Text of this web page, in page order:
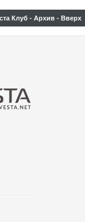
Клуб - Архив - Вверх